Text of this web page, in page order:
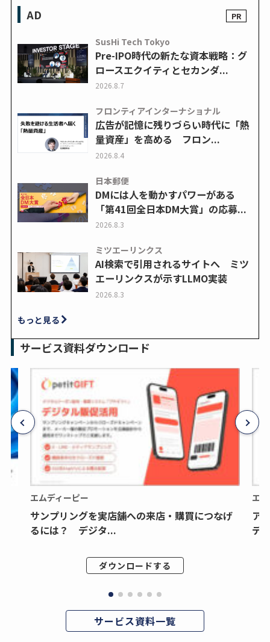
AD
SusHi Tech Tokyo
Pre-IPO時代の新たな資本戦略：グ
ロースエクイティとセカンダ...
2026.8.7
フロンティアインターナショナル
広告が記憶に残りづらい時代に「熱
量資産」を高める フロン...
2026.8.4
日本郵便
DMには人を動かすパワーがある
「第41回全日本DM大賞」の応募...
2026.8.3
ミツエーリンクス
AI検索で引用されるサイトへ ミツ
エーリンクスが示すLLMO実装
2026.8.3
もっと見る
サービス資料ダウンロード
エムディーピー
サンプリングを実店舗への来店・購買につなげ
るには？ デジタ...
ダウンロードする
エ
ア
デ
サービス資料一覧